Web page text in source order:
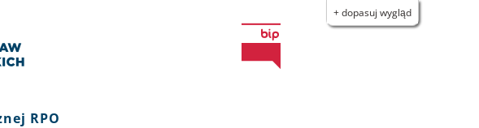
+ dopasuj wygląd
RPO